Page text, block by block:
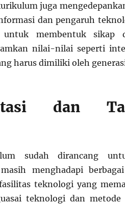
juga
dan pengaruh
untuk membentuk sikap
nilai-nilai seperti
harus dimiliki oleh
dan
sudah dirancang
menghadapi
teknologi yang
teknologi dan metode